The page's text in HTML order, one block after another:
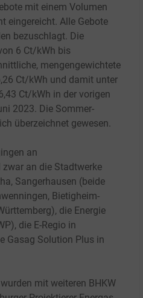
mit einem Volumen
eingereicht. Alle Gebote
bezuschlagt. Die
6 Ct/kWh bis
mengengewichtete
Ct/kWh und damit unter
Ct/kWh in der vorigen
2023. Die Sommer-
überzeichnet gewesen.
an
an die Stadtwerke
Sangerhausen (beide
Bietigheim-
die Energie
die E-Regio in
Gasag Solution Plus in
mit weiteren BHKW